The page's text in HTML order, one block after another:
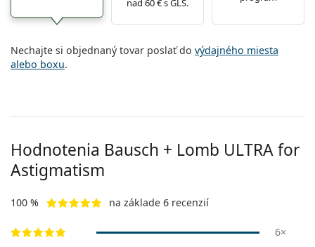
nad 60 € s GLS.
Nechajte si objednaný tovar poslať do výdajného miesta
alebo boxu.
Hodnotenia Bausch + Lomb ULTRA for
Astigmatism
100 % na základe 6 recenzií
6×